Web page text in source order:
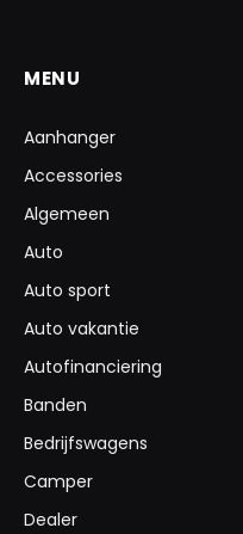
MENU
Aanhanger
Accessories
Algemeen
Auto
Auto sport
Auto vakantie
Autofinanciering
Banden
Bedrijfswagens
Camper
Dealer